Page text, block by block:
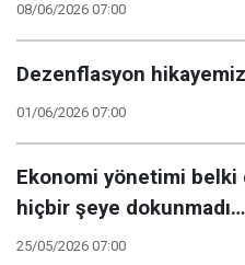
08/06/2026 07:00
Dezenflasyon
01/06/2026 07:00
Ekonomi yönetimi belki
hiçbir şeye dokunmadı…
25/05/2026 07:00